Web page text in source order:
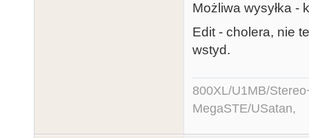
Możliwa wysyłka -
Edit - cholera, nie
wstyd.
800XL/U1MB/
MegaSTE/USatan,